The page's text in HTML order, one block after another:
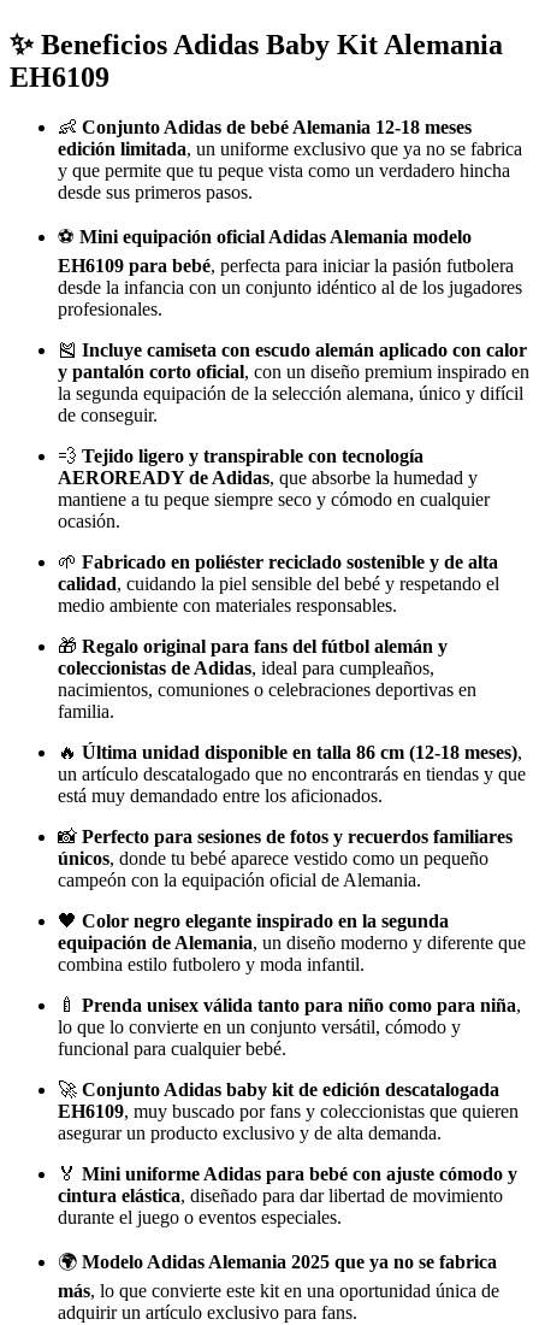
✨ Beneficios Adidas Baby Kit Alemania
EH6109
👶 Conjunto Adidas de bebé Alemania 12-18 meses
edición limitada, un uniforme exclusivo que ya no se fabrica
y que permite que tu peque vista como un verdadero hincha
desde sus primeros pasos.
⚽ Mini equipación oficial Adidas Alemania modelo
EH6109 para bebé, perfecta para iniciar la pasión futbolera
desde la infancia con un conjunto idéntico al de los jugadores
profesionales.
🎽 Incluye camiseta con escudo alemán aplicado con calor
y pantalón corto oficial, con un diseño premium inspirado en
la segunda equipación de la selección alemana, único y difícil
de conseguir.
💨 Tejido ligero y transpirable con tecnología
AEROREADY de Adidas, que absorbe la humedad y
mantiene a tu peque siempre seco y cómodo en cualquier
ocasión.
🌱 Fabricado en poliéster reciclado sostenible y de alta
calidad, cuidando la piel sensible del bebé y respetando el
medio ambiente con materiales responsables.
🎁 Regalo original para fans del fútbol alemán y
coleccionistas de Adidas, ideal para cumpleaños,
nacimientos, comuniones o celebraciones deportivas en
familia.
🔥 Última unidad disponible en talla 86 cm (12-18 meses),
un artículo descatalogado que no encontrarás en tiendas y que
está muy demandado entre los aficionados.
📸 Perfecto para sesiones de fotos y recuerdos familiares
únicos, donde tu bebé aparece vestido como un pequeño
campeón con la equipación oficial de Alemania.
🖤 Color negro elegante inspirado en la segunda
equipación de Alemania, un diseño moderno y diferente que
combina estilo futbolero y moda infantil.
🍼 Prenda unisex válida tanto para niño como para niña,
lo que lo convierte en un conjunto versátil, cómodo y
funcional para cualquier bebé.
🚀 Conjunto Adidas baby kit de edición descatalogada
EH6109, muy buscado por fans y coleccionistas que quieren
asegurar un producto exclusivo y de alta demanda.
🏅 Mini uniforme Adidas para bebé con ajuste cómodo y
cintura elástica, diseñado para dar libertad de movimiento
durante el juego o eventos especiales.
🌍 Modelo Adidas Alemania 2025 que ya no se fabrica
más, lo que convierte este kit en una oportunidad única de
adquirir un artículo exclusivo para fans.